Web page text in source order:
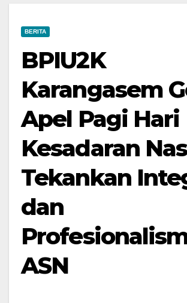
BERITA
BPIU2K
Karangasem
Apel Pagi Hari
Kesadaran
Tekankan
dan
ASN